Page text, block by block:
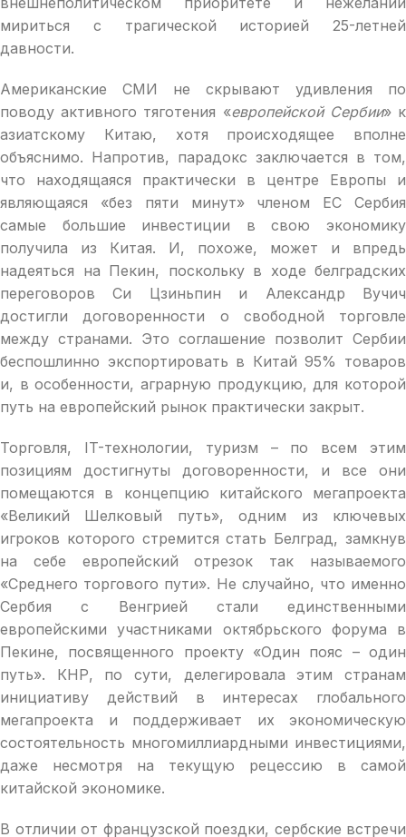
мириться с трагической историей 25-летней
давности.
Американские СМИ не скрывают удивления по
поводу активного тяготения «европейской Сербии» к
азиатскому Китаю, хотя происходящее вполне
объяснимо. Напротив, парадокс заключается в том,
что находящаяся практически в центре Европы и
являющаяся «без пяти минут» членом ЕС Сербия
самые большие инвестиции в свою экономику
получила из Китая. И, похоже, может и впредь
надеяться на Пекин, поскольку в ходе белградских
переговоров Си Цзиньпин и Александр Вучич
достигли договоренности о свободной торговле
между странами. Это соглашениe позволит Сербии
беспошлинно экспортировать в Китай 95% товаров
и, в особенности, аграрную продукцию, для которой
путь на европейский рынок практически закрыт.
Торговля, IT-технологии, туризм – по всем этим
позициям достигнуты договоренности, и все они
помещаются в концепцию китайского мегапроекта
«Великий Шелковый путь», одним из ключевых
игроков которого стремится стать Белград, замкнув
на себе европейский отрезок так называемого
«Среднего торгового пути». Не случайно, что именно
Сербия с Венгрией стали единственными
европейскими участниками октябрьского форума в
Пекине, посвященного проекту «Один пояс – один
путь». КНР, по сути, делегировала этим странам
инициативу действий в интересах глобального
мегапроекта и поддерживает их экономическую
состоятельность многомиллиардными инвестициями,
даже несмотря на текущую рецессию в самой
китайской экономике.
В отличии от французской поездки, сербские встречи